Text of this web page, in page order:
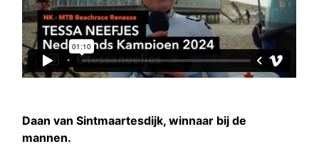
Daan van Sintmaartesdijk, winnaar bij de
mannen.